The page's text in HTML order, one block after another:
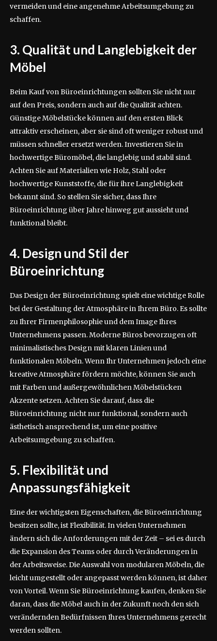
vermeiden und eine angenehme Arbeitsumgebung zu
schaffen.
3. Qualität und Langlebigkeit der
Möbel
Beim Kauf von Büroeinrichtungen sollten Sie nicht nur
auf den Preis, sondern auch auf die Qualität achten.
Günstige Möbelstücke können auf den ersten Blick
attraktiv erscheinen, aber sie sind oft weniger robust und
müssen schneller ersetzt werden. Investieren Sie in
hochwertige Büromöbel, die langlebig und stabil sind.
Achten Sie auf Materialien wie Holz, Stahl oder
hochwertige Kunststoffe, die für ihre Langlebigkeit
bekannt sind. So stellen Sie sicher, dass Ihre
Büroeinrichtung über Jahre hinweg gut aussieht und
funktional bleibt.
4. Design und Stil der
Büroeinrichtung
Das Design der Büroeinrichtung spielt eine wichtige Rolle
bei der Gestaltung der Atmosphäre in Ihrem Büro. Es sollte
zu Ihrer Firmenphilosophie und dem Image Ihres
Unternehmens passen. Moderne Büros bevorzugen oft
minimalistisches Design mit klaren Linien und
funktionalen Möbeln. Wenn Ihr Unternehmen jedoch eine
kreative Atmosphäre fördern möchte, können Sie auch
mit Farben und außergewöhnlichen Möbelstücken
Akzente setzen. Achten Sie darauf, dass die
Büroeinrichtung nicht nur funktional, sondern auch
ästhetisch ansprechend ist, um eine positive
Arbeitsumgebung zu schaffen.
5. Flexibilität und
Anpassungsfähigkeit
Eine der wichtigsten Eigenschaften, die Büroeinrichtung
besitzen sollte, ist Flexibilität. In vielen Unternehmen
ändern sich die Anforderungen mit der Zeit – sei es durch
die Expansion des Teams oder durch Veränderungen in
der Arbeitsweise. Die Auswahl von modularen Möbeln, die
leicht umgestellt oder angepasst werden können, ist daher
von Vorteil. Wenn Sie Büroeinrichtung kaufen, denken Sie
daran, dass die Möbel auch in der Zukunft noch den sich
verändernden Bedürfnissen Ihres Unternehmens gerecht
werden sollten.